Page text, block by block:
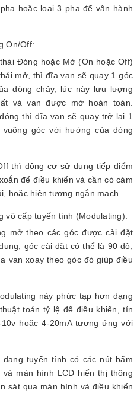
hoặc loại 3 pha để vận hành
On/Off:
Đóng hoặc Mở (On hoặc Off)
mở, thì đĩa van sẽ quay 1 góc
dòng chảy, lúc này lưu lượng
và van được mở hoàn toàn.
thì đĩa van sẽ quay trở lại 1
góc với hướng của dòng
thì động cơ sử dụng tiếp điểm
để điều khiển và cần có cảm
hoặc hiện tượng ngắn mạch.
vô cấp tuyến tính (Modulating):
mở theo các góc được cài đặt
góc cài đặt có thể là 90 độ,
van xoay theo góc đó giúp điều
này phức tạp hơn dạng
toán tỷ lệ để điều khiển, tín
hoặc 4-20mA tương ứng với
tuyến tính có các nút bấm
màn hình LCD hiển thị thông
sát qua màn hình và điều khiển